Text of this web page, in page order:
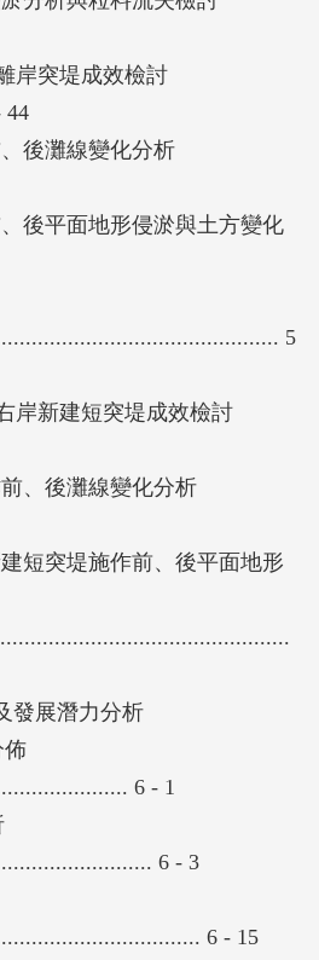
岸突堤成效檢討
44
後灘線變化分析
後平面地形侵淤與土方變化
5
岸新建短突堤成效檢討
、後灘線變化分析
短突堤施作前、後平面地形
發展潛力分析
佈
6 - 1
6 - 3
6 - 15